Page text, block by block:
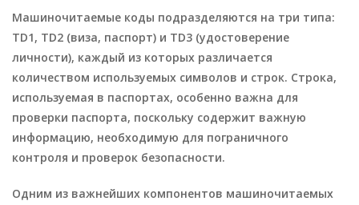
Машиночитаемые коды подразделяются на три типа:
TD1, TD2 (виза, паспорт) и TD3 (удостоверение
личности), каждый из которых различается
количеством используемых символов и строк. Строка,
используемая в паспортах, особенно важна для
проверки паспорта, поскольку содержит важную
информацию, необходимую для пограничного
контроля и проверок безопасности.
Одним из важнейших компонентов машиночитаемых